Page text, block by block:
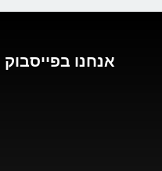
אנחנו בפייסבוק